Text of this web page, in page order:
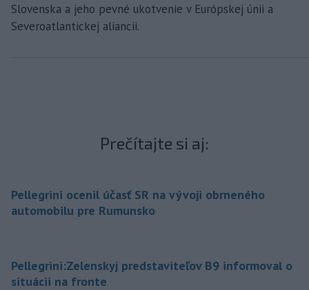
Slovenska a jeho pevné ukotvenie v Európskej únii a
Severoatlantickej aliancii.
Prečítajte si aj:
Pellegrini ocenil účasť SR na vývoji obrneného
automobilu pre Rumunsko
Pellegrini:Zelenskyj predstaviteľov B9 informoval o
situácii na fronte